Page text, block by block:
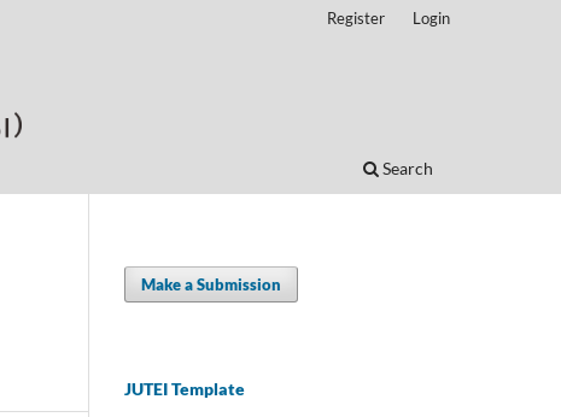
Search
Register Login
Make a Submission
JUTEI Template